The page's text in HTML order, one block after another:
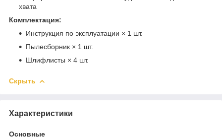
хвата
Комплектация:
Инструкция по эксплуатации × 1 шт.
Пылесборник × 1 шт.
Шлифлисты × 4 шт.
Скрыть
Характеристики
Основные